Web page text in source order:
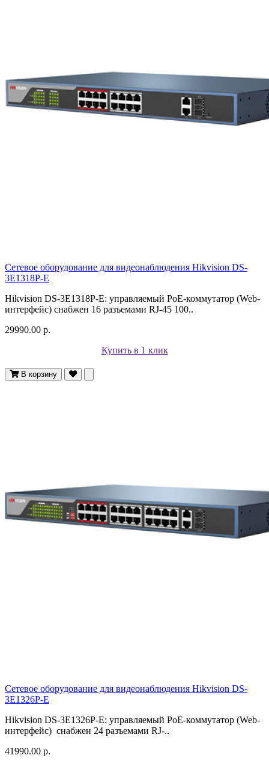
Сетевое оборудование для видеонаблюдения Hikvision DS-
3E1318P-E
Hikvision DS-3E1318P-E: управляемый PoE-коммутатор (Web-
интерфейс) снабжен 16 разъемами RJ-45 100..
29990.00 р.
Купить в 1 клик
В корзину
Сетевое оборудование для видеонаблюдения Hikvision DS-
3E1326P-E
Hikvision DS-3E1326P-E: управляемый PoE-коммутатор (Web-
интерфейс) снабжен 24 разъемами RJ-..
41990.00 р.